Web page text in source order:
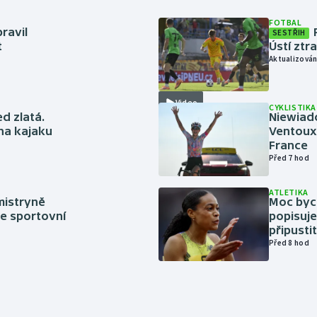
zlatá.
kajaku
sportovní
Video
FOTBAL
SESTŘIH
Ústí
CYKLISTIKA
France
Před 7 hod
ATLETIKA
Moc
připustit
Před 8 hod